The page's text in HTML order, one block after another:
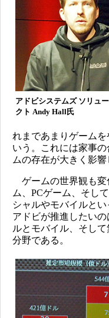
アドビシステムズ ソリュ
クト Andy Hall氏
れまであまりゲーム
いう。これには家事
ムの存在が大きく影
ゲームの世界観も変
ム、PCゲーム、そし
シャルやモバイルと
アドビが推進したい
ルとモバイル、そし
分野である。